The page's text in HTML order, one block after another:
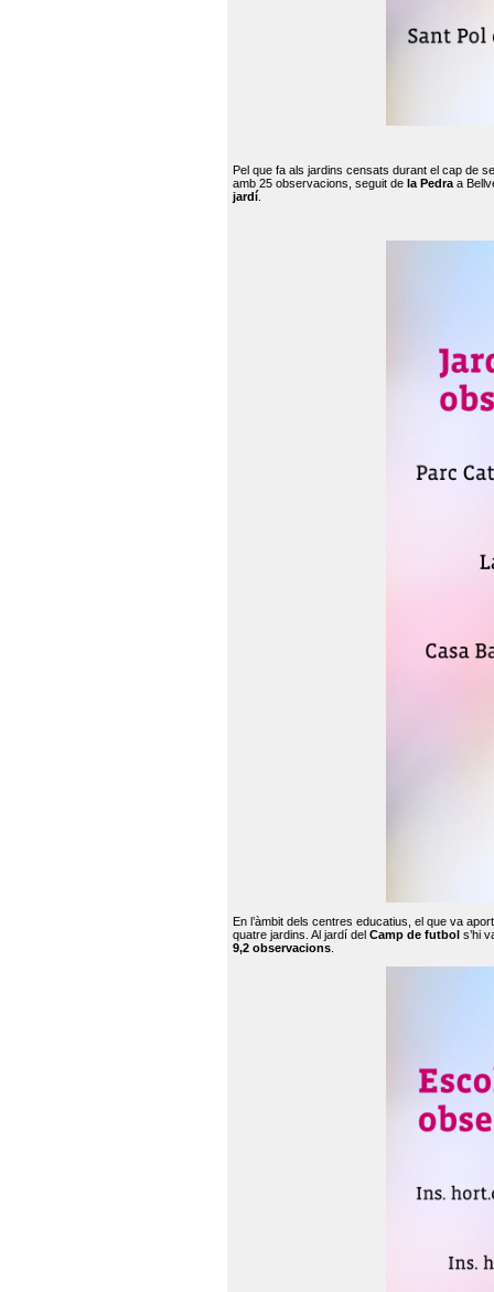
Pel que fa als jardins censats durant el cap de
amb 25 observacions, seguit de la Pedra a
jardí
En l’àmbit dels centres educatius, el que va
quatre jardins. Al jardí del Camp de futbol s’hi
9,2 observacions